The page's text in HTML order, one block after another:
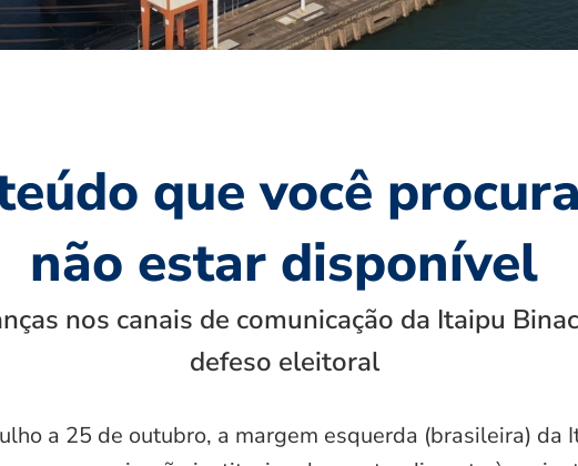
que você
não estar disponível
nos canais de comunicação da Itaipu
defeso eleitoral
a 25 de outubro, a margem esquerda (brasileira) da